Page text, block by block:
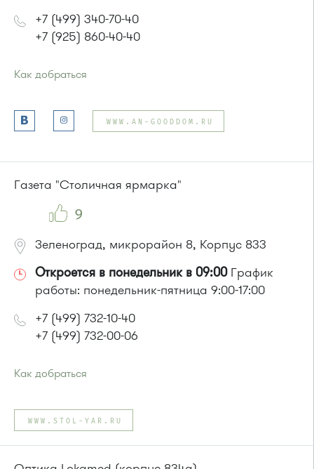
+7 (499) 340-70-40
+7 (925) 860-40-40
Как добраться
Автобус № 21
или до остановки"Промкомбинат":
WWW.AN-GOODDOM.RU
Газета "Столичная ярмарка"
9
Зеленоград, микрорайон 8, Корпус 833
Откроется в понедельник в 09:00График
работы: понедельник-пятница 9:00-17:00
+7 (499) 732-10-40
+7 (499) 732-00-06
Как добраться
Автобусы № 1, 2, 3, 4, 9, 10, 11, 12, 13, 21, 23, 29, 31, 403, 312,
377, 390, 476, 493.
Маршрутка № 127, 312, 377, 390, 476, 408м, 409м, 721м,
WWW.STOL-YAR.RU